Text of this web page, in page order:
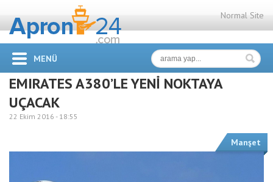
Normal Site
MENÜ
EMIRATES A380’LE YENİ NOKTAYA
UÇACAK
22 Ekim 2016 - 18:55
Manşet